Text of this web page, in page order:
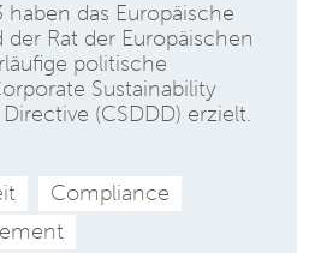
haben das Europäische
der Rat der Europäischen
politische
Sustainability
(CSDDD) erzielt.
Compliance